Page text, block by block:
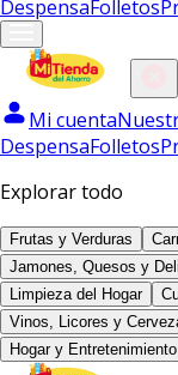
DespensaFolletos
Mi cuenta
DespensaFolletos
Explorar todo
Frutas y Verduras
Jamones, Quesos y Deli
Limpieza del Hogar
Vinos, Licores y
Hogar y Entretenimiento